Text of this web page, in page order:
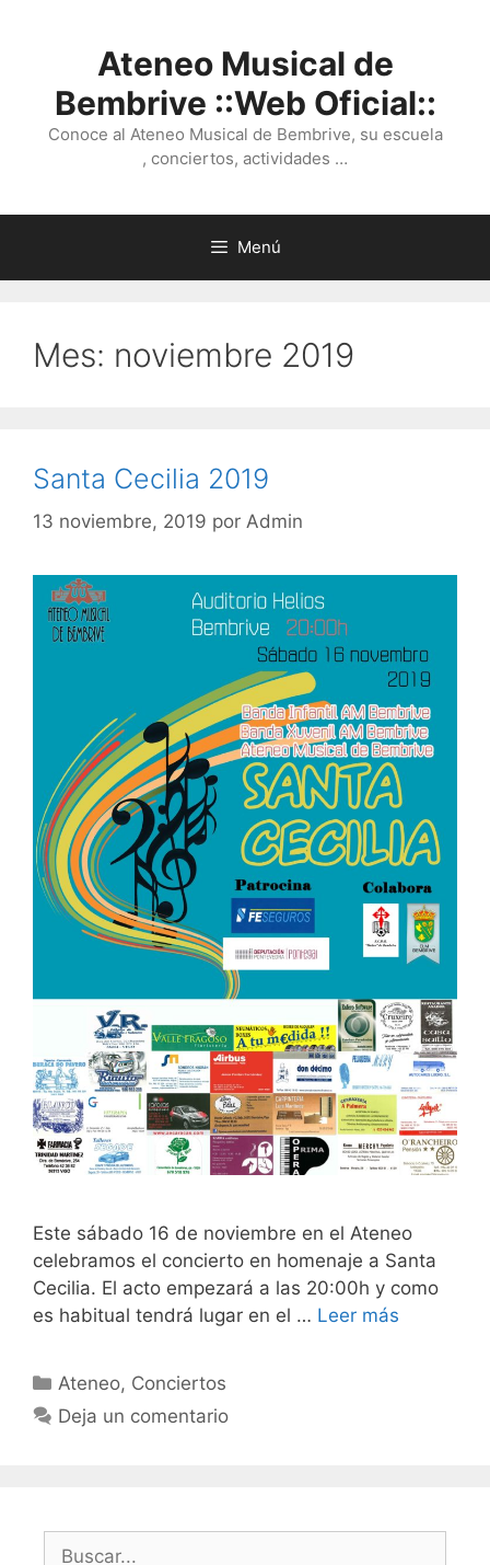
Ateneo Musical de
Bembrive ::Web Oficial::
Conoce al Ateneo Musical de Bembrive, su escuela
, conciertos, actividades …
Menú
Mes: noviembre 2019
Santa Cecilia 2019
13 noviembre, 2019 por Admin
Este sábado 16 de noviembre en el Ateneo
celebramos el concierto en homenaje a Santa
Cecilia. El acto empezará a las 20:00h y como
es habitual tendrá lugar en el … Leer más
Categorías
Ateneo, Conciertos
Deja un comentario
Buscar: